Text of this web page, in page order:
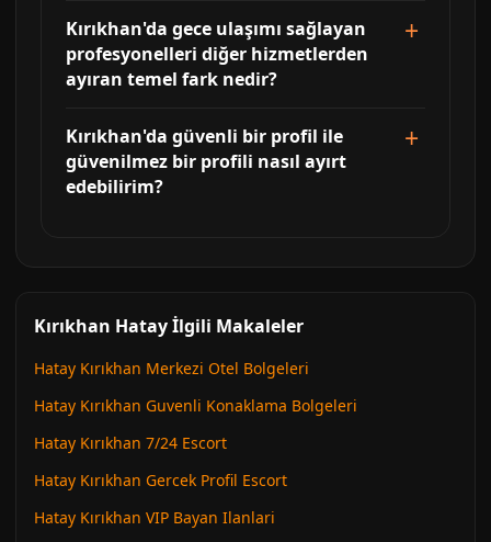
Kırıkhan'da gece ulaşımı sağlayan
profesyonelleri diğer hizmetlerden
ayıran temel fark nedir?
Kırıkhan'da güvenli bir profil ile
güvenilmez bir profili nasıl ayırt
edebilirim?
Kırıkhan Hatay İlgili Makaleler
Hatay Kırıkhan Merkezi Otel Bolgeleri
Hatay Kırıkhan Guvenli Konaklama Bolgeleri
Hatay Kırıkhan 7/24 Escort
Hatay Kırıkhan Gercek Profil Escort
Hatay Kırıkhan VIP Bayan Ilanlari